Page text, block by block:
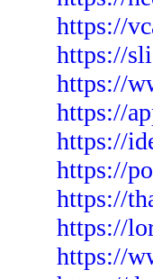
https://
https://
https://
https://
https://
https://
https://
https://
https://